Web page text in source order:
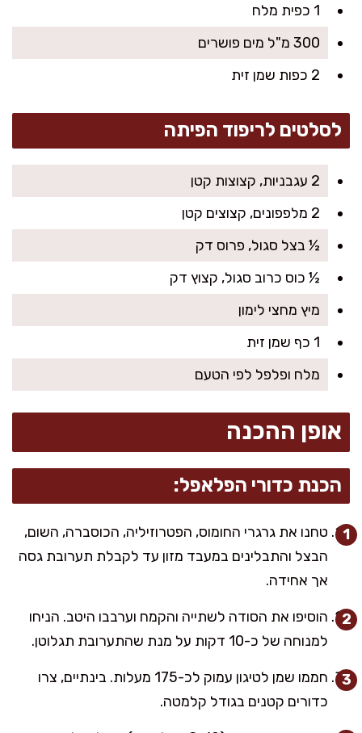
1 כפית מלח
300 מ"ל מים פושרים
2 כפות שמן זית
לסלטים לריפוד הפיתה
2 עגבניות, קצוצות קטן
2 מלפפונים, קצוצים קטן
½ בצל סגול, פרוס דק
½ כוס כרוב סגול, קצוץ דק
מיץ מחצי לימון
1 כף שמן זית
מלח ופלפל לפי הטעם
אופן ההכנה
הכנת כדורי הפלאפל:
טחנו את גרגרי החומוס, הפטרוזיליה, הכוסברה, השום,
הבצל והתבלינים במעבד מזון עד לקבלת תערובת גסה
אך אחידה.
הוסיפו את הסודה לשתייה והקמח וערבבו היטב. הניחו
למנוחה של כ-10 דקות על מנת שהתערובת תגלוטן.
חממו שמן לטיגון עמוק לכ-175 מעלות. בינתיים, צרו
כדורים קטנים בגודל קלמטה.